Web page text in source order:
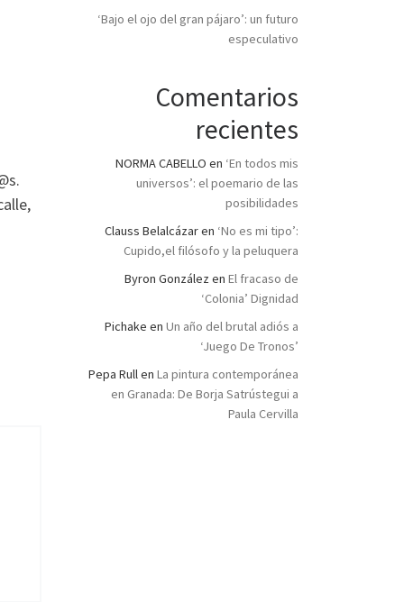
‘Bajo el ojo del gran pájaro’: un futuro
especulativo
Comentarios
recientes
NORMA CABELLO en ‘En todos mis
universos’: el poemario de las
posibilidades
Clauss Belalcázaren ‘No es mi tipo’:
Cupido,el filósofo y la peluquera
Byron González en El fracaso de
‘Colonia’ Dignidad
Pichake en Un año del brutal adiós a
‘Juego De Tronos’
Pepa Rullen La pintura contemporánea
en Granada: De Borja Satrústegui a
Paula Cervilla